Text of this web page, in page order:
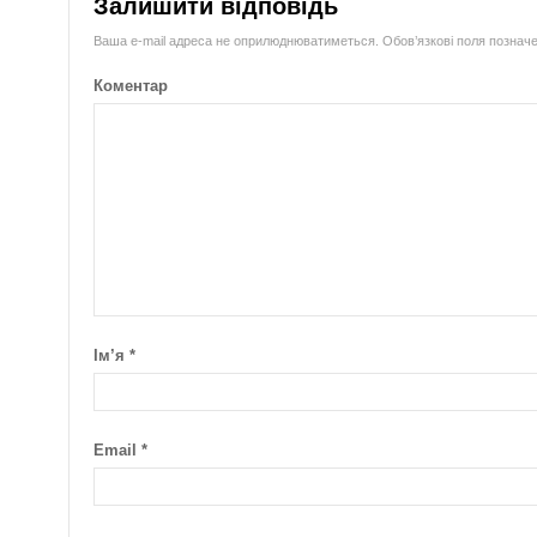
Залишити відповідь
Ваша e-mail адреса не оприлюднюватиметься. Обов’язкові поля
Коментар
Ім’я *
Email *